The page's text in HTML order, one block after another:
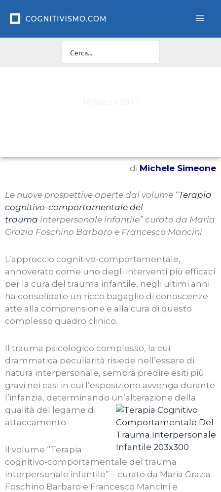
di Michele Simeone
Le nuove prospettive aperte dal volume “Terapia
cognitivo-comportamentale del
trauma interpersonale infantile” curato da Maria
Grazia Foschino Barbaro e Francesco Mancini
L’approccio cognitivo-comportamentale,
annoverato come uno degli interventi più efficaci
per la cura del trauma infantile, negli ultimi anni
ha consolidato un ricco bagaglio di conoscenze
atte alla comprensione e alla cura di questo
complesso quadro clinico.
Il trauma psicologico complesso, la cui
drammatica peculiarità risiede nell’essere di
natura interpersonale, sembra predire esiti più
gravi nei casi in cui l’esposizione avvenga durante
l’infanzia, determinando un’alterazione della
qualità del legame di
attaccamento.
Il volume “Terapia
cognitivo-comportamentale del trauma
interpersonale infantile” – curato da Maria Grazia
Foschino Barbaro e Francesco Mancini e